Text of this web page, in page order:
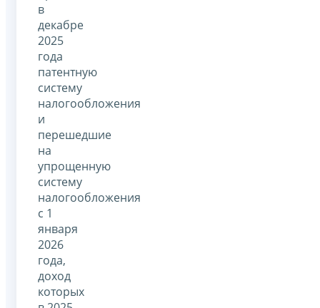
в
декабре
2025
года
патентную
систему
налогообложения
и
перешедшие
на
упрощенную
систему
налогообложения
с 1
января
2026
года,
доход
которых